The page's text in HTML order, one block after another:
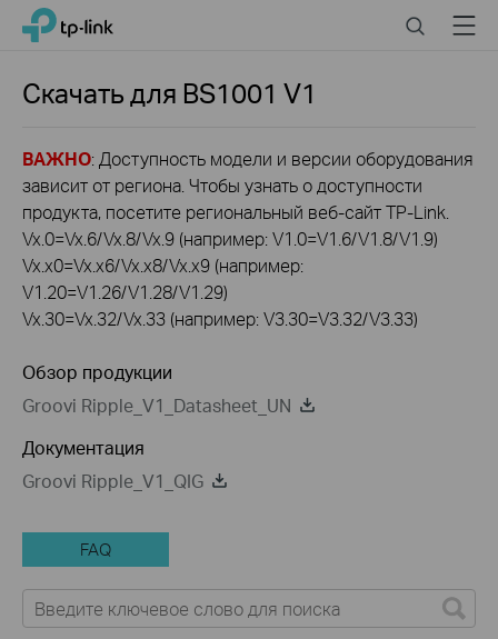
Click
navigation
TP-Link, Reliably Smart SearchMenu
Скачать для BS1001 V1
ВАЖНО: Доступность модели и версии оборудования
зависит от региона. Чтобы узнать о доступности
продукта, посетите региональный веб-сайт TP-Link.
Vx.0=Vx.6/Vx.8/Vx.9 (например: V1.0=V1.6/V1.8/V1.9)
Vx.x0=Vx.x6/Vx.x8/Vx.x9 (например:
V1.20=V1.26/V1.28/V1.29)
Vx.30=Vx.32/Vx.33 (например: V3.30=V3.32/V3.33)
Обзор продукции
Groovi Ripple_V1_Datasheet_UN
Документация
Groovi Ripple_V1_QIG
FAQ